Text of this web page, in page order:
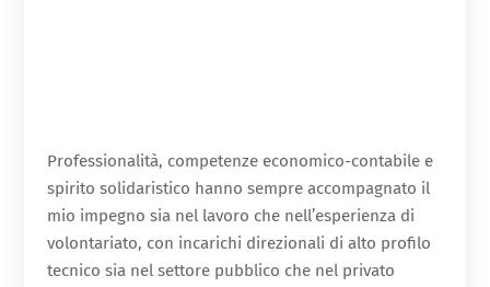
Professionalità, competenze economico-contabile e
spirito solidaristico hanno sempre accompagnato il
mio impegno sia nel lavoro che nell’esperienza di
volontariato, con incarichi direzionali di alto profilo
tecnico sia nel settore pubblico che nel privato